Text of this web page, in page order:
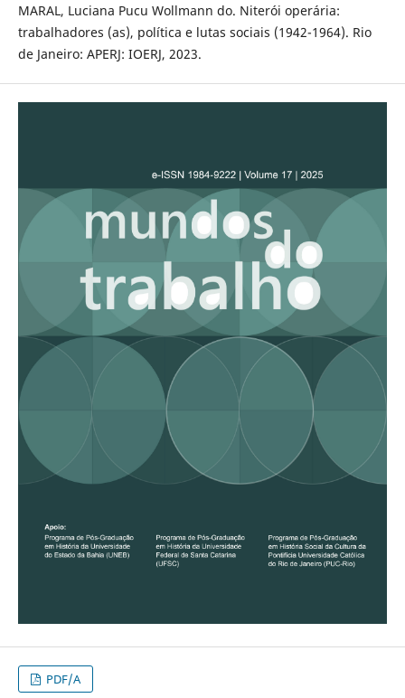
MARAL, Luciana Pucu Wollmann do. Niterói operária:
trabalhadores (as), política e lutas sociais (1942-1964). Rio
de Janeiro: APERJ: IOERJ, 2023.
PDF/A